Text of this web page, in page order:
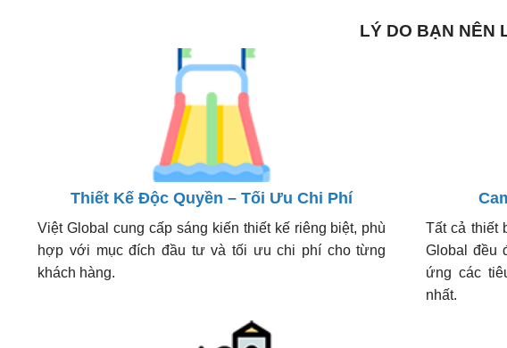
LÝ DO BẠN NÊN
Thiết Kế Độc Quyền – Tối Ưu Chi Phí
Việt Global cung cấp sáng kiến thiết kế riêng biệt, phù
hợp với mục đích đầu tư và tối ưu chi phí cho từng
khách hàng.
Tất cả thiết
Global đều
ứng các
nhất.